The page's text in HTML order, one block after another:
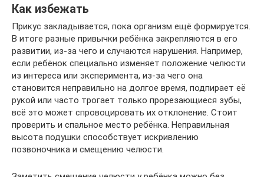
Как избежать
Прикус закладывается, пока организм ещё формируется.
В итоге разные привычки ребёнка закрепляются в его
развитии, из-за чего и случаются нарушения. Например,
если ребёнок специально изменяет положение челюсти
из интереса или эксперимента, из-за чего она
становится неправильно на долгое время, подпирает её
рукой или часто трогает только прорезающиеся зубы,
всё это может спровоцировать их отклонение. Стоит
проверить и спальное место ребёнка. Неправильная
высота подушки способствует искривлению
позвоночника и смещению челюсти.